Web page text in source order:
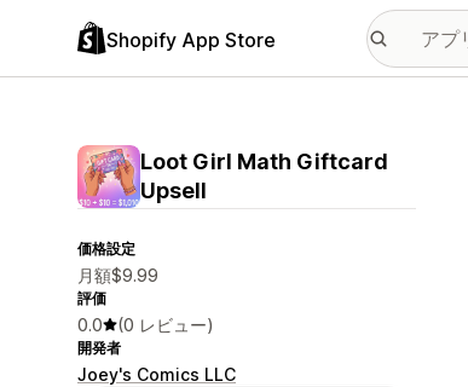
Shopify App Store
Loot Girl Math Giftcard
Upsell
価格設定
月額$9.99
評価
0.0 (0 レビュー)
開発者
Joey's Comics LLC